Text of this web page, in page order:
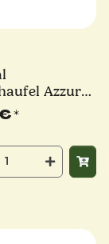
Azzurra
| Stiel 30
*